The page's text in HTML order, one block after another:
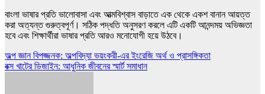
বাংলা ভাষার প্রতি ভালোবাসা এবং আত্মবিশ্বাস বাড়াতে এক থেকে একশ বানান আয়ত্ত
করা অত্যন্ত গুরুত্বপূর্ণ। সঠিক পদ্ধতি অনুসরণ করলে এটি একটি আনন্দময় অভিজ্ঞতা
হবে এবং শিক্ষার্থীরা ভাষার প্রতি আরও মনোযোগী হয়ে উঠবে।
Post
navigation
অল্প জ্ঞান বিপজ্জনক: অল্পবিদ্যা ভয়ংকরী-এর ইংরেজি অর্থ ও প্রাসঙ্গিকতা
বক্স খাটের ডিজাইন: আধুনিক জীবনের স্মার্ট সমাধান